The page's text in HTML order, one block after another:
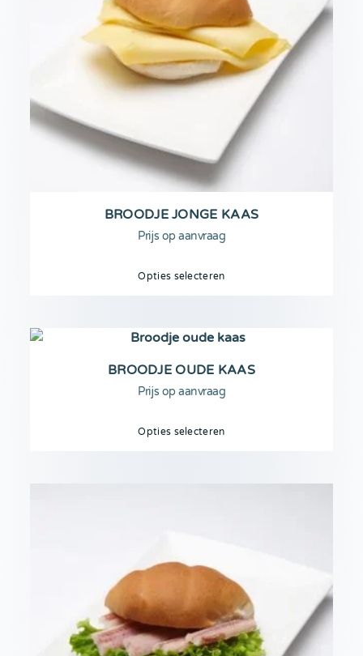
BROODJE JONGE KAAS
Prijs op aanvraag
Opties selecteren
BROODJE OUDE KAAS
Prijs op aanvraag
Opties selecteren